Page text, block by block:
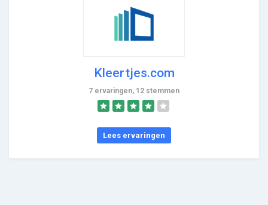
Kleertjes.com
7 ervaringen, 12 stemmen
Lees ervaringen